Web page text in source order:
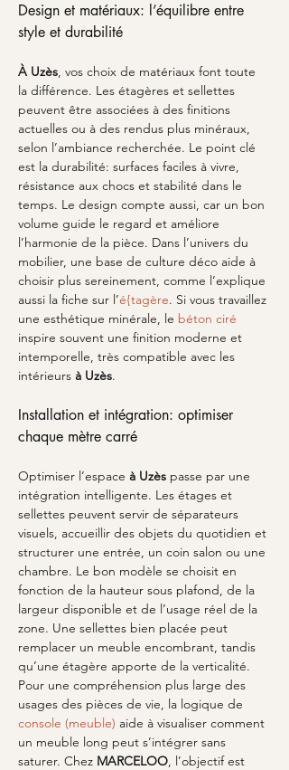
Design et matériaux: l’équilibre entre
style et durabilité
À Uzès, vos choix de matériaux font toute
la différence. Les étagères et sellettes
peuvent être associées à des finitions
actuelles ou à des rendus plus minéraux,
selon l’ambiance recherchée. Le point clé
est la durabilité: surfaces faciles à vivre,
résistance aux chocs et stabilité dans le
temps. Le design compte aussi, car un bon
volume guide le regard et améliore
l’harmonie de la pièce. Dans l’univers du
mobilier, une base de culture déco aide à
choisir plus sereinement, comme l’explique
aussi la fiche sur l’é{tagère. Si vous travaillez
une esthétique minérale, le béton ciré
inspire souvent une finition moderne et
intemporelle, très compatible avec les
intérieurs à Uzès.
Installation et intégration: optimiser
chaque mètre carré
Optimiser l’espace à Uzès passe par une
intégration intelligente. Les étages et
sellettes peuvent servir de séparateurs
visuels, accueillir des objets du quotidien et
structurer une entrée, un coin salon ou une
chambre. Le bon modèle se choisit en
fonction de la hauteur sous plafond, de la
largeur disponible et de l’usage réel de la
zone. Une sellettes bien placée peut
remplacer un meuble encombrant, tandis
qu’une étagère apporte de la verticalité.
Pour une compréhension plus large des
usages des pièces de vie, la logique de
console (meuble) aide à visualiser comment
un meuble long peut s’intégrer sans
saturer. Chez MARCELOO, l’objectif est